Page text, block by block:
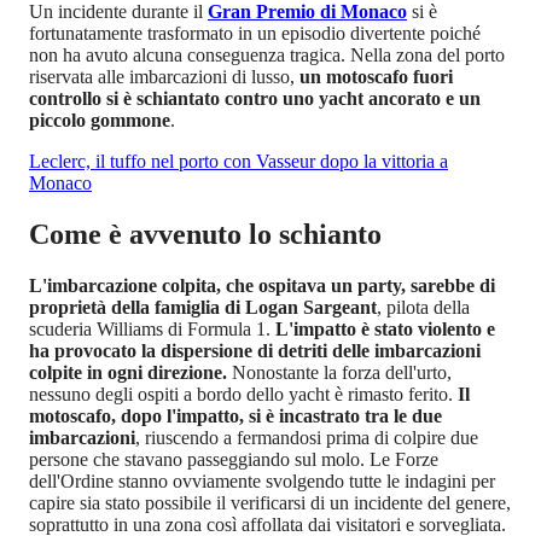
Un incidente durante il Gran Premio di Monaco si è
fortunatamente trasformato in un episodio divertente poiché
non ha avuto alcuna conseguenza tragica. Nella zona del porto
riservata alle imbarcazioni di lusso, un motoscafo fuori
controllo si è schiantato contro uno yacht ancorato e un
piccolo gommone.
Leclerc, il tuffo nel porto con Vasseur dopo la vittoria a
Monaco
Come è avvenuto lo schianto
L'imbarcazione colpita, che ospitava un party, sarebbe di
proprietà della famiglia di Logan Sargeant, pilota della
scuderia Williams di Formula 1. L'impatto è stato violento e
ha provocato la dispersione di detriti delle imbarcazioni
colpite in ogni direzione. Nonostante la forza dell'urto,
nessuno degli ospiti a bordo dello yacht è rimasto ferito. Il
motoscafo, dopo l'impatto, si è incastrato tra le due
imbarcazioni, riuscendo a fermandosi prima di colpire due
persone che stavano passeggiando sul molo. Le Forze
dell'Ordine stanno ovviamente svolgendo tutte le indagini per
capire sia stato possibile il verificarsi di un incidente del genere,
soprattutto in una zona così affollata dai visitatori e sorvegliata.